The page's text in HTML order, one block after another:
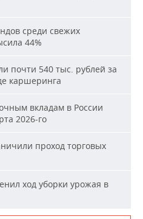
среди свежих
44%
почти 540 тыс. рублей за
каршеринга
вкладам в России
2026-го
проход торговых
ход уборки урожая в